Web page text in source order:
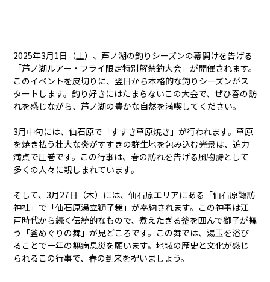
2025年3月1日（土）、芦ノ湖の釣りシーズンの幕開けを告げる
「芦ノ湖ルアー・フライ限定特別解禁釣大会」が開催されます。
このイベントを皮切りに、翌日から本格的な釣りシーズンがス
タートします。釣り好きにはたまらないこの大会で、ぜひ春の訪
れを感じながら、芦ノ湖の豊かな自然を満喫してください。
3月中旬には、仙石原で「すすき草原焼き」が行われます。草原
を焼き払う壮大な炎がすすきの群生地を包み込む光景は、迫力
満点で圧巻です。この行事は、春の訪れを告げる風物詩として
多くの人々に親しまれています。
そして、3月27日（木）には、仙石原エリアにある「仙石原諏訪
神社」で「仙石原湯立獅子舞」が奉納されます。この神事は江
戸時代から続く伝統的なもので、煮えたぎる釜を囲んで獅子が舞
う「釜めぐりの舞」が見どころです。この舞では、湯玉を浴び
ることで一年の無病息災を願います。地域の歴史と文化が感じ
られるこの行事で、春の到来を祝いましょう。